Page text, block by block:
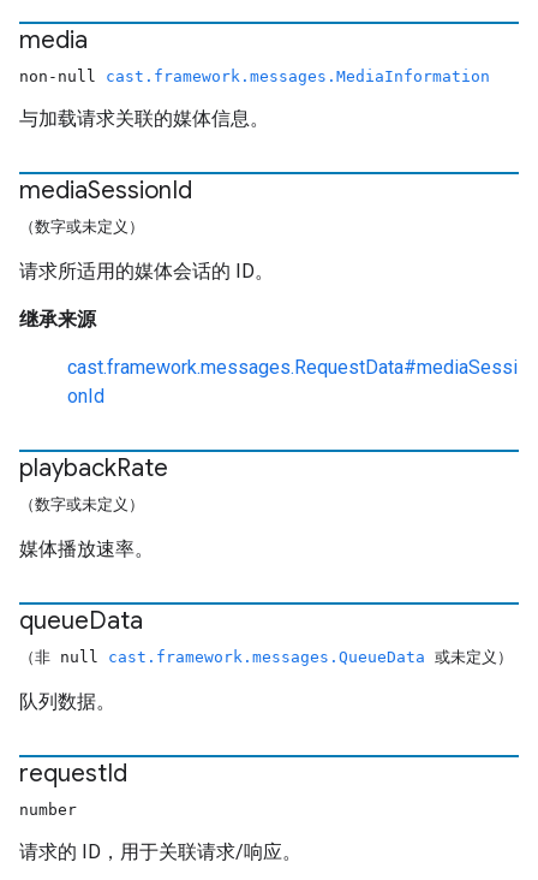
media
non-null cast.framework.messages.MediaInformation
与加载请求关联的媒体信息。
mediaSessionId
（数字或未定义）
请求所适用的媒体会话的 ID。
继承来源
cast.framework.messages.RequestData#mediaSessi
onId
playbackRate
（数字或未定义）
媒体播放速率。
queueData
（非 null cast.framework.messages.QueueData 或未定义）
队列数据。
requestId
number
请求的 ID，用于关联请求/响应。